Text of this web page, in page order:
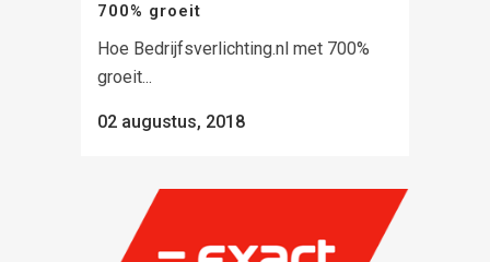
700% groeit
Hoe Bedrijfsverlichting.nl met 700%
groeit...
02 augustus, 2018